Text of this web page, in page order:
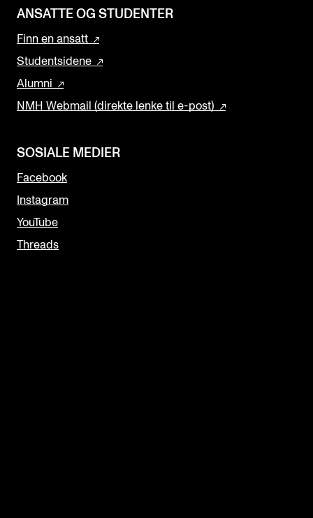
ANSATTE OG STUDENTER
Finn en ansatt
Studentsidene
Alumni
NMH Webmail (direkte lenke til e-post)
SOSIALE MEDIER
Facebook
Instagram
YouTube
Threads